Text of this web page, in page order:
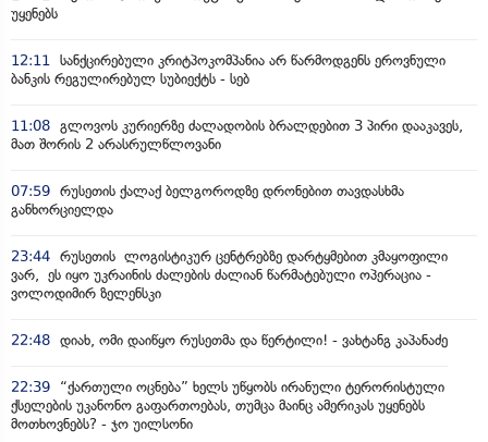
უყენებს
12:11 სანქცირებული კრიტპოკომპანია არ წარმოდგენს ეროვნული
ბანკის რეგულირებულ სუბიექტს - სებ
11:08 გლოვოს კურიერზე ძალადობის ბრალდებით 3 პირი დააკავეს,
მათ შორის 2 არასრულწლოვანი
07:59 რუსეთის ქალაქ ბელგოროდზე დრონებით თავდასხმა
განხორციელდა
23:44 რუსეთის ლოგისტიკურ ცენტრებზე დარტყმებით კმაყოფილი
ვარ, ეს იყო უკრაინის ძალების ძალიან წარმატებული ოპერაცია -
ვოლოდიმირ ზელენსკი
22:48 დიახ, ომი დაიწყო რუსეთმა და წერტილი! - ვახტანგ კაპანაძე
22:39
“ქართული ოცნება” ხელს უწყობს ირანული ტერორისტული
ქსელების უკანონო გაფართოებას, თუმცა მაინც ამერიკას უყენებს
მოთხოვნებს? - ჯო უილსონი